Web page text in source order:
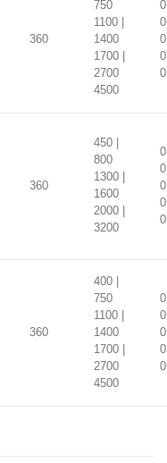
360
750
1100 |
1400
1700 |
2700
4500
360
450 |
800
1300 |
1600
2000 |
3200
360
400 |
750
1100 |
1400
1700 |
2700
4500